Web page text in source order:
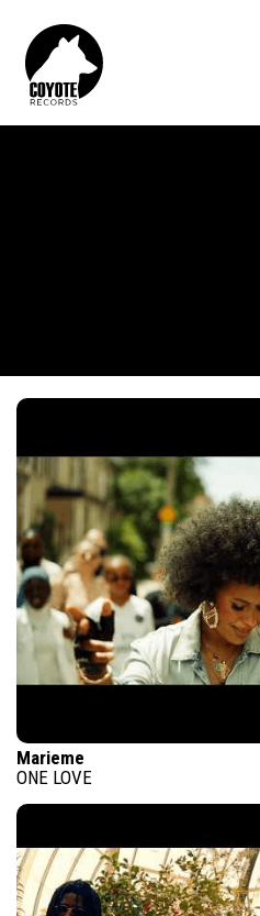
Records
Marieme
ONE LOVE